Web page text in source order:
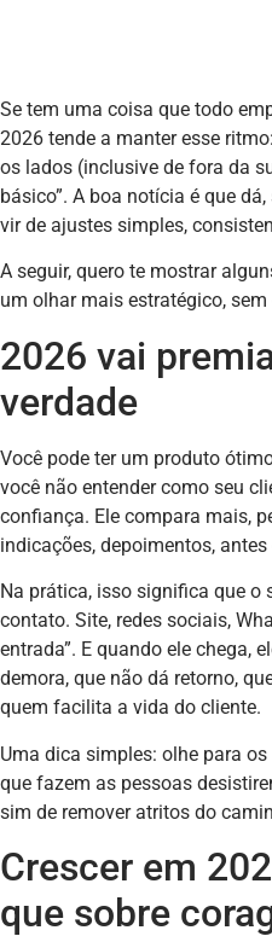
Se tem uma coisa que todo
2026 tende a manter esse
os lados (inclusive de fora da
básico”. A boa notícia é que
vir de ajustes simples,
A seguir, quero te mostrar
um olhar mais estratégico,
2026 vai
verdade
Você pode ter um produto
você não entender como seu
confiança. Ele compara mais,
indicações, depoimentos,
Na prática, isso significa que o
contato. Site, redes sociais,
entrada”. E quando ele chega,
demora, que não dá retorno,
quem facilita a vida do cliente.
Uma dica simples: olhe para
que fazem as pessoas
sim de remover atritos do
Crescer em
que sobre